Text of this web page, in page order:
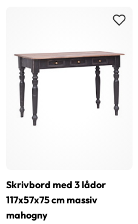
Skrivbord med 3 lådor
117x57x75 cm massiv
mahogny